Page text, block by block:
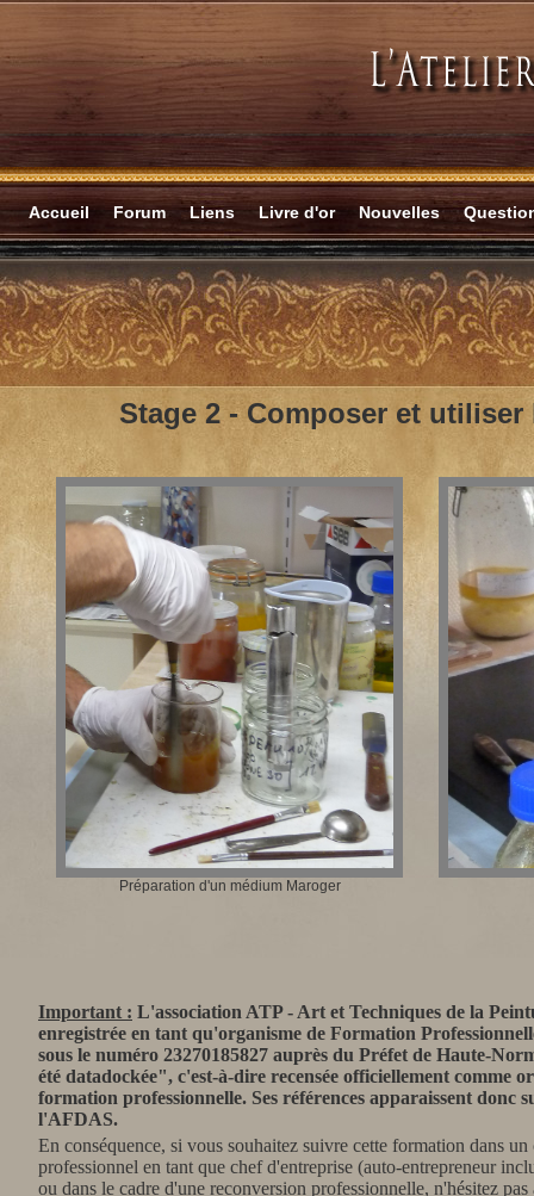
Accueil Forum Liens Livre d'or Nouvelles
Stage 2 -Composer et
Préparation d'un médium Maroger
Important : L'association ATP - Art et Techniques de la
enregistrée en tant qu'organisme de Formation
sous le numéro 23270185827 auprès du Préfet de Haute-
été datadockée", c'est-à-dire recensée officiellement comme
formation professionnelle. Ses références apparaissent donc
l'AFDAS.
En conséquence, si vous souhaitez suivre cette formation dans un
professionnel en tant que chef d'entreprise (auto-entrepreneur
ou dans le cadre d'une reconversion professionnelle, n'hésitez pas